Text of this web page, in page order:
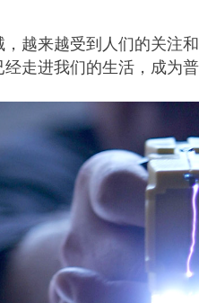
越来越受到人们的关注
走进我们的生活，成为